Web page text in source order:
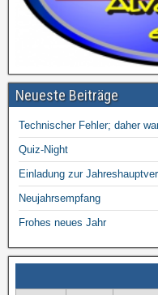
Neueste Beiträge
Technischer Fehler; daher
Quiz-Night
Einladung zur
Neujahrsempfang
Frohes neues Jahr